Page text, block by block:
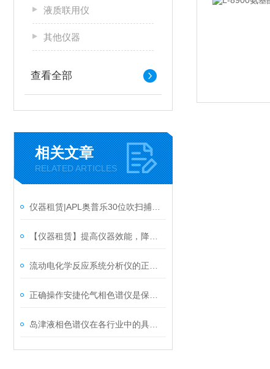
液质联用仪
其他仪器
查看全部
相关文章
RELATED ARTICLES